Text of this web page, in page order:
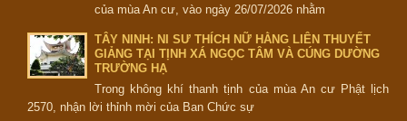
của mùa An cư, vào ngày 26/07/2026 nhằm
TÂY NINH: NI SƯ THÍCH NỮ HẰNG LIÊN THUYẾT
GIẢNG TẠI TỊNH XÁ NGỌC TÂM VÀ CÚNG DƯỜNG
TRƯỜNG HẠ
Trong không khí thanh tịnh của mùa An cư Phật lịch
2570, nhận lời thỉnh mời của Ban Chức sự